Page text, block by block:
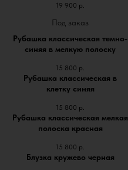
19 900 р.
Рубашка классическая темно-
синяя в мелкую полоску
15 800 р.
Рубашка классическая в
клетку синяя
15 800 р.
Рубашка классическая мелкая
полоска красная
15 800 р.
Блузка кружево черная